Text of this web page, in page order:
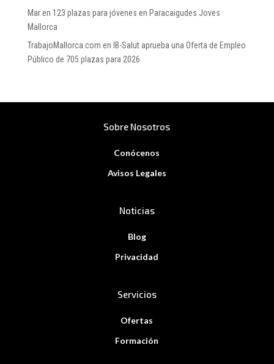
Maren 123 plazas para jóvenes en Paracaigudes Joves
Mallorca
TrabajoMallorca.com en IB-Salut aprueba una Oferta de Empleo
Público de 705 plazas para 2026
Sobre Nosotros
Conócenos
Avisos Legales
Noticias
Blog
Privacidad
Servicios
Ofertas
Formación